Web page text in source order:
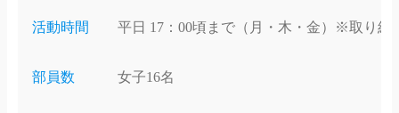
活動時間 平日 17：00頃まで（月・木・金）※取り組
部員数 女子16名